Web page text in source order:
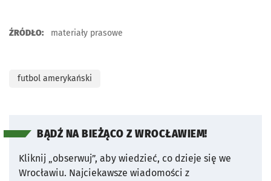
ŹRÓDŁO: materiały prasowe
futbol amerykański
BĄDŹ NA BIEŻĄCO Z WROCŁAWIEM!
Kliknij „obserwuj”, aby wiedzieć, co dzieje się we
Wrocławiu. Najciekawsze wiadomości z